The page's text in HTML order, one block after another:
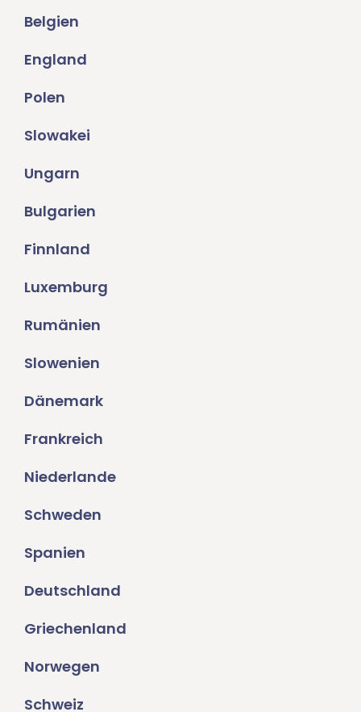
Belgien
England
Polen
Slowakei
Ungarn
Bulgarien
Finnland
Luxemburg
Rumänien
Slowenien
Dänemark
Frankreich
Niederlande
Schweden
Spanien
Deutschland
Griechenland
Norwegen
Schweiz